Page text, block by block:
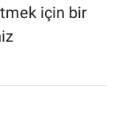
için bir